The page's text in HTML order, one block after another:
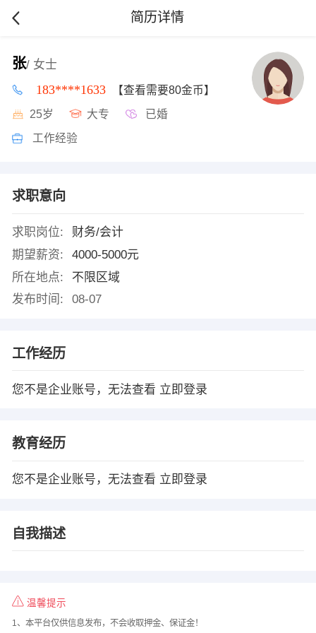
简历详情
张/ 女士
183****1633 【查看需要80金币】
25岁 大专 已婚
工作经验
求职意向
求职岗位:
财务/会计
期望薪资:
4000-5000元
所在地点:
不限区域
发布时间:
08-07
工作经历
您不是企业账号，无法查看 立即登录
教育经历
您不是企业账号，无法查看 立即登录
自我描述
温馨提示
1、本平台仅供信息发布，不会收取押金、保证金！